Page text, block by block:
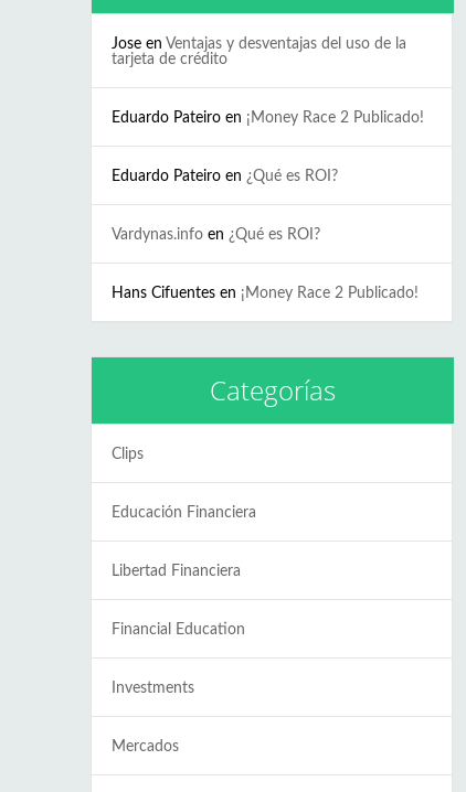
Jose en Ventajas y desventajas del uso de la
tarjeta de crédito
Eduardo Pateiro en ¡Money Race 2 Publicado!
Eduardo Pateiro en ¿Qué es ROI?
Vardynas.info en ¿Qué es ROI?
Hans Cifuentes en ¡Money Race 2 Publicado!
Categorías
Clips
Educación Financiera
Libertad Financiera
Financial Education
Investments
Mercados